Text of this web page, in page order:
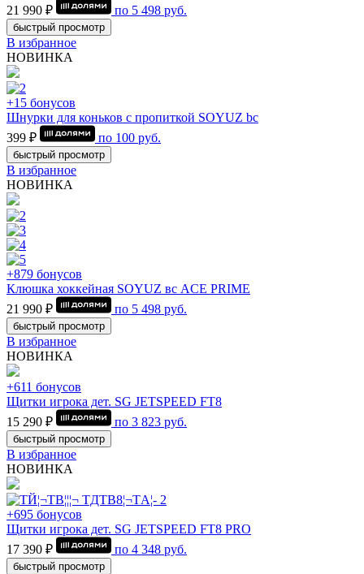
21 990 ₽ по 5 498 руб.
быстрый просмотр
В избранное
НОВИНКА
+15 бонусов
Шнурки для коньков с пропиткой SOYUZ bc
399 ₽
по 100 руб.
быстрый просмотр
В избранное
НОВИНКА
+879 бонусов
Клюшка хоккейная SOYUZ вс ACE PRIME
21 990 ₽
по 5 498 руб.
быстрый просмотр
В избранное
НОВИНКА
+611 бонусов
Щитки игрока дет. SG JETSPEED FT8
15 290 ₽
по 3 823 руб.
быстрый просмотр
В избранное
НОВИНКА
+695 бонусов
Щитки игрока дет. SG JETSPEED FT8 PRO
17 390 ₽
по 4 348 руб.
быстрый просмотр